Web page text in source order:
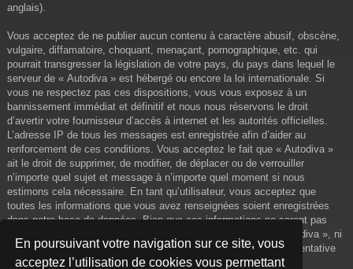
En poursuivant votre navigation sur ce site, vous
acceptez l’utilisation de cookies vous permettant
anglais).
Vous acceptez de ne publier aucun contenu à caractère abusif, obscène,
vulgaire, diffamatoire, choquant, menaçant, pornographique, etc. qui
pourrait transgresser la législation de votre pays, du pays dans lequel le
serveur de « Autodiva » est hébergé ou encore la loi internationale. Si
vous ne respectez pas ces dispositions, vous vous exposez à un
bannissement immédiat et définitif et nous nous réservons le droit
d’avertir votre fournisseur d’accès à internet et les autorités officielles.
L’adresse IP de tous les messages est enregistrée afin d’aider au
renforcement de ces conditions. Vous acceptez le fait que « Autodiva »
ait le droit de supprimer, de modifier, de déplacer ou de verrouiller
n’importe quel sujet et message à n’importe quel moment si nous
estimons cela nécessaire. En tant qu’utilisateur, vous acceptez que
toutes les informations que vous avez renseignées soient enregistrées
dans notre base de données. Bien que ces informations ne seront pas
diffusées à une tierce partie sans votre consentement, ni « Autodiva », ni
phpBB, ne pourront être tenus comme responsables en cas de tentative
de piratage informatique visant à compromettre vos données.